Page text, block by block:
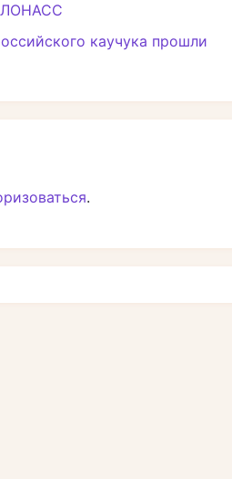
каучука прошли
.